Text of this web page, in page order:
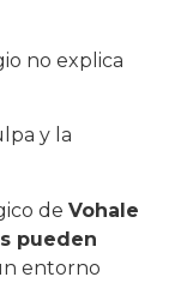
no explica
y la
de Vohale
pueden
entorno